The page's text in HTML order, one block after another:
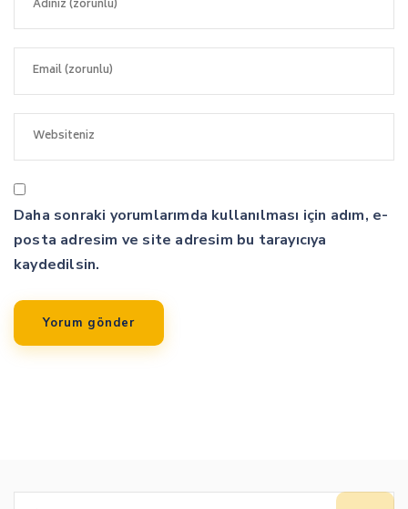
Daha sonraki yorumlarımda kullanılması için adım, e-
posta adresim ve site adresim bu tarayıcıya
kaydedilsin.